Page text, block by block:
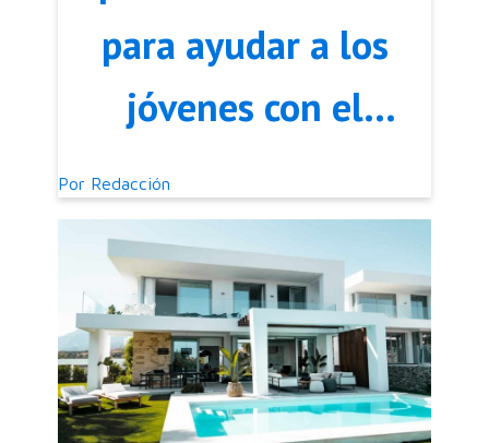
para ayudar a los
jóvenes con el
Por Redacción